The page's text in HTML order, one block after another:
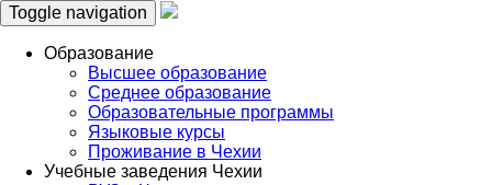
Toggle navigation
Образование
Высшее образование
Среднее образование
Образовательные программы
Языковые курсы
Проживание в Чехии
Учебные заведения Чехии